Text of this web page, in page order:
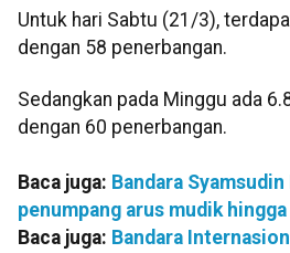
Untuk hari Sabtu (21/3),
dengan 58 penerbangan.
Sedangkan pada Minggu ada
dengan 60 penerbangan.
Baca juga: Bandara
penumpang arus mudik hingga
Baca juga: Bandara